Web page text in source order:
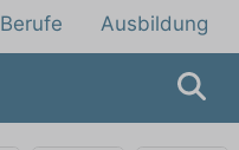
Berufe Ausbildung